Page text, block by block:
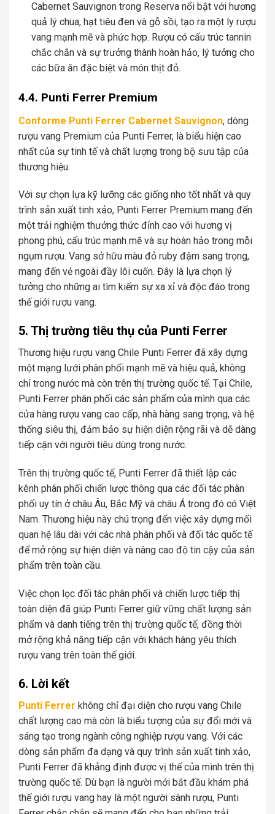
Cabernet Sauvignon trong Reserva nổi bật với hương
quả lý chua, hạt tiêu đen và gỗ sồi, tạo ra một ly rượu
vang mạnh mẽ và phức hợp. Rượu có cấu trúc tannin
chắc chắn và sự trưởng thành hoàn hảo, lý tưởng cho
các bữa ăn đặc biệt và món thịt đỏ.
4.4. Punti Ferrer Premium
Conforme Punti Ferrer Cabernet Sauvignon, dòng
rượu vang Premium của Punti Ferrer, là biểu hiện cao
nhất của sự tinh tế và chất lượng trong bộ sưu tập của
thương hiệu.
Với sự chọn lựa kỹ lưỡng các giống nho tốt nhất và quy
trình sản xuất tinh xảo, Punti Ferrer Premium mang đến
một trải nghiệm thưởng thức đỉnh cao với hương vị
phong phú, cấu trúc mạnh mẽ và sự hoàn hảo trong mỗi
ngụm rượu. Vang sở hữu màu đỏ ruby đậm sang trọng,
mang đến vẻ ngoài đầy lôi cuốn. Đây là lựa chọn lý
tưởng cho những ai tìm kiếm sự xa xỉ và độc đáo trong
thế giới rượu vang.
5. Thị trường tiêu thụ của Punti Ferrer
Thương hiệu rượu vang Chile Punti Ferrer đã xây dựng
một mạng lưới phân phối mạnh mẽ và hiệu quả, không
chỉ trong nước mà còn trên thị trường quốc tế. Tại Chile,
Punti Ferrer phân phối các sản phẩm của mình qua các
cửa hàng rượu vang cao cấp, nhà hàng sang trọng, và hệ
thống siêu thị, đảm bảo sự hiện diện rộng rãi và dễ dàng
tiếp cận với người tiêu dùng trong nước.
Trên thị trường quốc tế, Punti Ferrer đã thiết lập các
kênh phân phối chiến lược thông qua các đối tác phân
phối uy tín ở châu Âu, Bắc Mỹ và châu Á trong đó có Việt
Nam. Thương hiệu này chú trọng đến việc xây dựng mối
quan hệ lâu dài với các nhà phân phối và đối tác quốc tế
để mở rộng sự hiện diện và nâng cao độ tin cậy của sản
phẩm trên toàn cầu.
Việc chọn lọc đối tác phân phối và chiến lược tiếp thị
toàn diện đã giúp Punti Ferrer giữ vững chất lượng sản
phẩm và danh tiếng trên thị trường quốc tế, đồng thời
mở rộng khả năng tiếp cận với khách hàng yêu thích
rượu vang trên toàn thế giới.
6. Lời kết
Punti Ferrer không chỉ đại diện cho rượu vang Chile
chất lượng cao mà còn là biểu tượng của sự đổi mới và
sáng tạo trong ngành công nghiệp rượu vang. Với các
dòng sản phẩm đa dạng và quy trình sản xuất tinh xảo,
Punti Ferrer đã khẳng định được vị thế của mình trên thị
trường quốc tế. Dù bạn là người mới bắt đầu khám phá
thế giới rượu vang hay là một người sành rượu, Punti